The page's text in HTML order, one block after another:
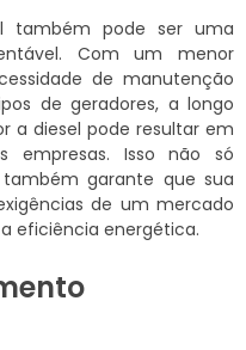
também pode ser uma
Com um menor
de manutenção
de geradores, a longo
a diesel pode resultar em
empresas. Isso não só
garante que sua
de um mercado
eficiência energética.